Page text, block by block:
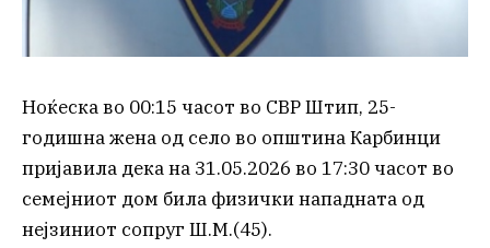
Ноќеска во 00:15 часот во СВР Штип, 25-
годишна жена од село во општина Карбинци
пријавила дека на 31.05.2026 во 17:30 часот во
семејниот дом била физички нападната од
нејзиниот сопруг Ш.М.(45).